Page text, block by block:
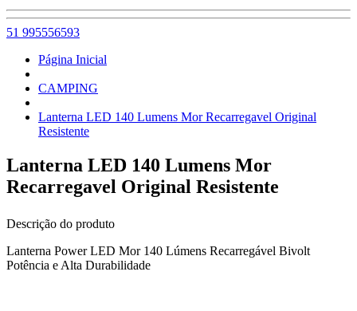
51 995556593
Página Inicial
CAMPING
Lanterna LED 140 Lumens Mor Recarregavel Original
Resistente
Lanterna LED 140 Lumens Mor
Recarregavel Original Resistente
Descrição do produto
Lanterna Power LED Mor 140 Lúmens Recarregável Bivolt
Potência e Alta Durabilidade